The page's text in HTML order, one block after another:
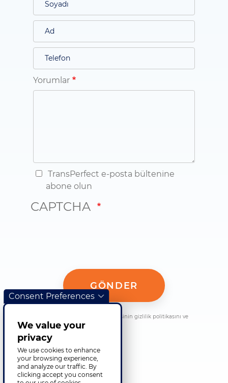
Yorumlar
TransPerfect e-posta bültenine
abone olun
CAPTCHA
Bu formu göndererek, bu web sitesinin gizlilik politikasını ve
koşullarını kabul etmiş olursunuz.
Consent Preferences
We value your
privacy
We use cookies to enhance
your browsing experience,
and analyze our traffic. By
clicking accept you consent